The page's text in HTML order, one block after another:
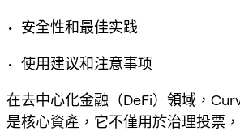
• 安全性和最佳实践
• 使用建议和注意事项
在去中心化金融（DeFi）領域，
是核心資產，它不僅用於治理投票